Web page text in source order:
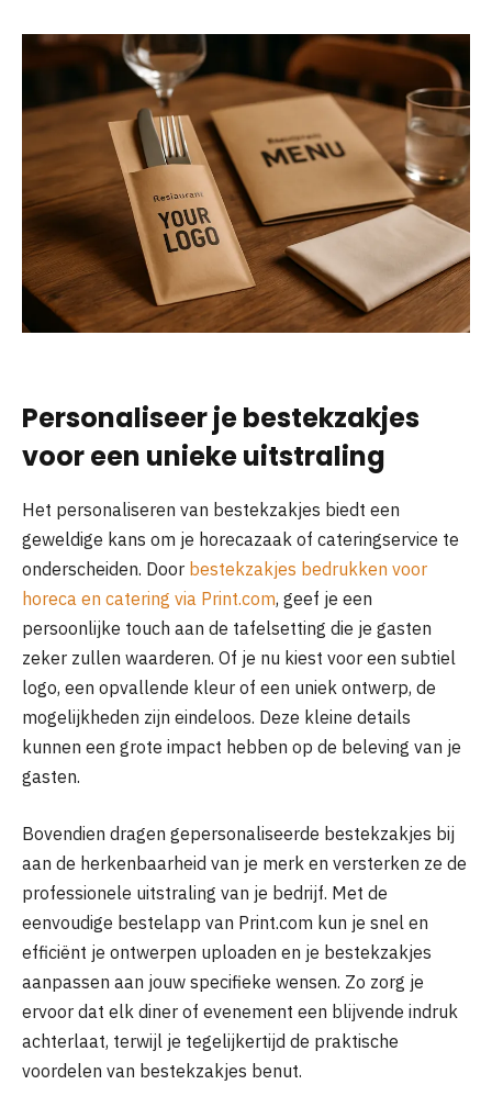
Personaliseer je bestekzakjes
voor een unieke uitstraling
Het personaliseren van bestekzakjes biedt een
geweldige kans om je horecazaak of cateringservice te
onderscheiden. Door bestekzakjes bedrukken voor
horeca en catering via Print.com, geef je een
persoonlijke touch aan de tafelsetting die je gasten
zeker zullen waarderen. Of je nu kiest voor een subtiel
logo, een opvallende kleur of een uniek ontwerp, de
mogelijkheden zijn eindeloos. Deze kleine details
kunnen een grote impact hebben op de beleving van je
gasten.
Bovendien dragen gepersonaliseerde bestekzakjes bij
aan de herkenbaarheid van je merk en versterken ze de
professionele uitstraling van je bedrijf. Met de
eenvoudige bestelapp van Print.com kun je snel en
efficiënt je ontwerpen uploaden en je bestekzakjes
aanpassen aan jouw specifieke wensen. Zo zorg je
ervoor dat elk diner of evenement een blijvende indruk
achterlaat, terwijl je tegelijkertijd de praktische
voordelen van bestekzakjes benut.